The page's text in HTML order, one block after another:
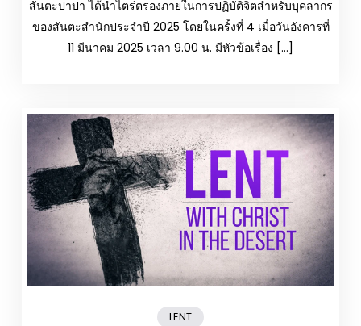
สันตะปาปา ได้นำไตร่ตรองภายในการปฏิบัติจิตสำหรับบุคลากร
ของสันตะสำนักประจำปี 2025 โดยในครั้งที่ 4 เมื่อวันอังคารที่
11 มีนาคม 2025 เวลา 9.00 น. มีหัวข้อเรื่อง […]
LENT